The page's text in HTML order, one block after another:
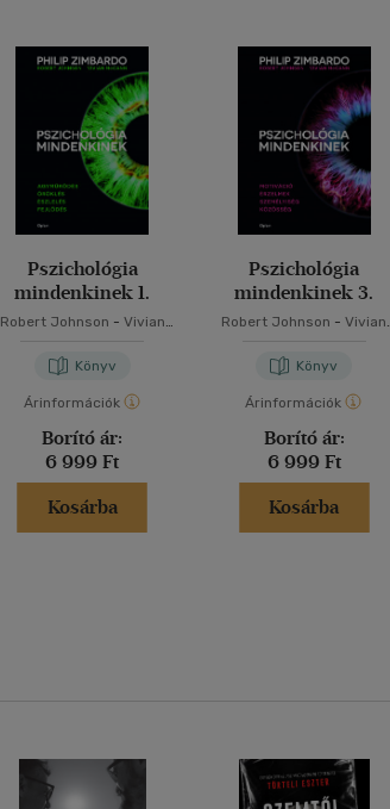
Pszichológia
mindenkinek 1.
Robert Johnson - Vivian
Könyv
Árinformációk
Borító ár:
6 999 Ft
Kosárba
Pszichológia
mindenkinek 3.
Robert Johnson -Vivian
Könyv
Árinformációk
Borító ár:
6 999 Ft
Kosárba